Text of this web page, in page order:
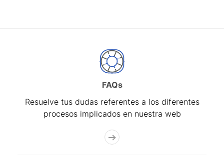
FAQs
Resuelve tus dudas referentes a los diferentes
procesos implicados en nuestra web